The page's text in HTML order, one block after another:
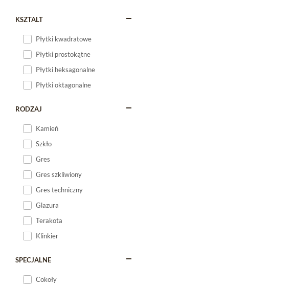
KSZTALT
Płytki kwadratowe
Płytki prostokątne
Płytki heksagonalne
Płytki oktagonalne
RODZAJ
Kamień
Szkło
Gres
Gres szkliwiony
Gres techniczny
Glazura
Terakota
Klinkier
SPECJALNE
Cokoły